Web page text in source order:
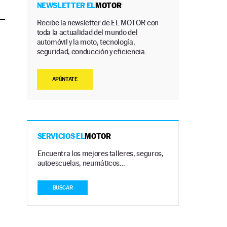
NEWSLETTER ELMOTOR
Recibe la newsletter de EL MOTOR con
toda la actualidad del mundo del
automóvil y la moto, tecnología,
seguridad, conducción y eficiencia.
APÚNTATE
SERVICIOS ELMOTOR
Encuentra los mejores talleres, seguros,
autoescuelas, neumáticos…
BUSCAR